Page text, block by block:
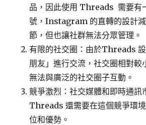
品，因此使用 Threads 需要有
號，Instagram 的直轉的設計
節，但也讓社群無法分眾管理。
有限的社交圈：由於Threads
朋友」進行交流，社交圈相對較
無法與廣泛的社交圈子互動。
競爭激烈：社交媒體和即時通訊
Threads 還需要在這個競爭環
位和優勢。